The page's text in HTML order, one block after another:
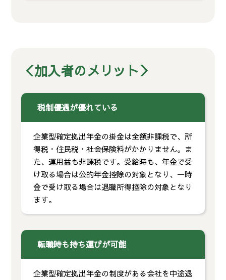
＜加入者のメリット＞
税制優遇が優れている
企業型確定拠出年金の掛金は全額非課税で、所
得税・住民税・社会保険料がかかりません。ま
た、運用益も非課税です。受給時も、年金で受
け取る場合は公的年金控除の対象となり、一時
金で受け取る場合は退職所得控除の対象となり
ます。
転職時も持ち運びが可能
企業型確定拠出年金の制度がある会社を中途退